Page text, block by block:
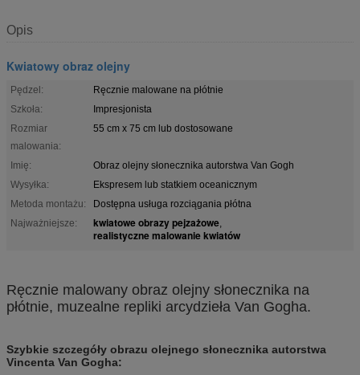
Opis
Kwiatowy obraz olejny
Pędzel:
Ręcznie malowane na płótnie
Szkoła:
Impresjonista
Rozmiar
malowania:
55 cm x 75 cm lub dostosowane
Imię:
Obraz olejny słonecznika autorstwa Van Gogh
Wysyłka:
Ekspresem lub statkiem oceanicznym
Metoda montażu:
Dostępna usługa rozciągania płótna
Najważniejsze:
kwiatowe obrazy pejzażowe,
realistyczne malowanie kwiatów
Ręcznie malowany obraz olejny słonecznika na
płótnie, muzealne repliki arcydzieła Van Gogha.
Szybkie szczegóły obrazu olejnego słonecznika autorstwa
Vincenta Van Gogha: